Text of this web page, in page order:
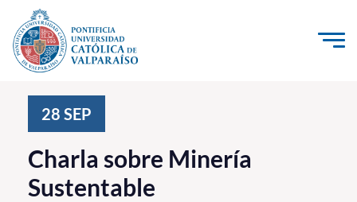
Click acá para ir directamente al contenido
Investigación, Creación e Innovación
PUCV Internacional
Vinculación con el Medio
28 SEP
Charla sobre Minería
Sustentable